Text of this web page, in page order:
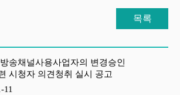
목록
송채널사용사업자의 변경승인
시청자 의견청취 실시 공고
11